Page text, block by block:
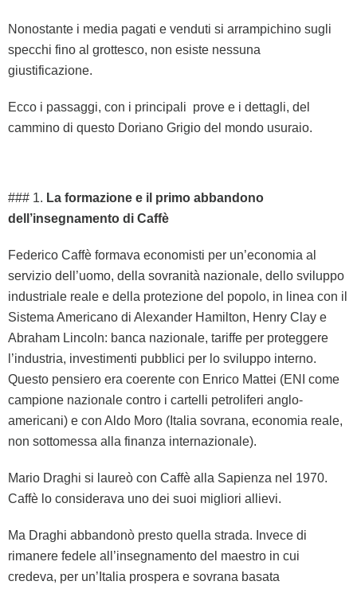
Nonostante i media pagati e venduti si arrampichino sugli
specchi fino al grottesco, non esiste nessuna
giustificazione.
Ecco i passaggi, con i principali prove e i dettagli, del
cammino di questo Doriano Grigio del mondo usuraio.
### 1. La formazione e il primo abbandono
dell’insegnamento di Caffè
Federico Caffè formava economisti per un’economia al
servizio dell’uomo, della sovranità nazionale, dello sviluppo
industriale reale e della protezione del popolo, in linea con il
Sistema Americano di Alexander Hamilton, Henry Clay e
Abraham Lincoln: banca nazionale, tariffe per proteggere
l’industria, investimenti pubblici per lo sviluppo interno.
Questo pensiero era coerente con Enrico Mattei (ENI come
campione nazionale contro i cartelli petroliferi anglo-
americani) e con Aldo Moro (Italia sovrana, economia reale,
non sottomessa alla finanza internazionale).
Mario Draghi si laureò con Caffè alla Sapienza nel 1970.
Caffè lo considerava uno dei suoi migliori allievi.
Ma Draghi abbandonò presto quella strada. Invece di
rimanere fedele all’insegnamento del maestro in cui
credeva, per un’Italia prospera e sovrana basata